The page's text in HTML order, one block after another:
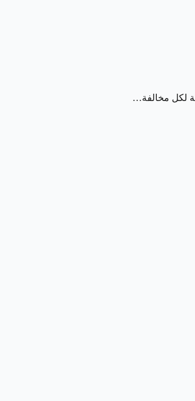
لكل مخالفة…